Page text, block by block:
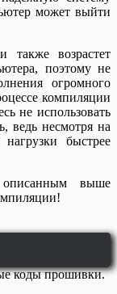
может выйти
также возрастет
поэтому не
огромного
компиляции
не использовать
ведь несмотря на
быстрее
описанным выше
коды прошивки.